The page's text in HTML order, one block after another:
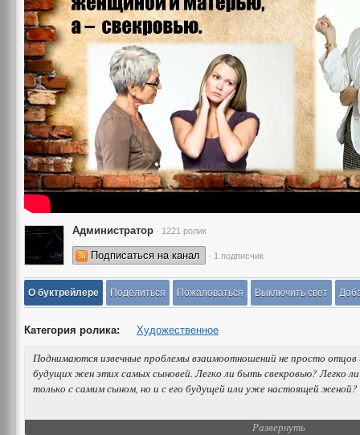
Администратор · 1221 ролик
Подписаться на канал · 1 подписчик
О буктрейлере Поделиться Пожаловаться Выключить свет
Категория ролика: Художественное
Поднимаются извечные проблемы взаимоотношений не просто
будущих жен этих самых сыновей. Легко ли быть свекровью? Легко
только с самим сыном, но и с его будущей или уже настоящей женой?
Развернуть